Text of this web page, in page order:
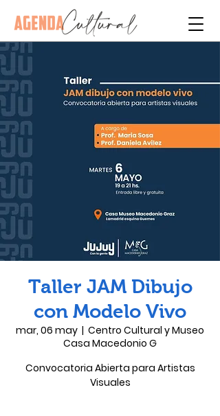
Taller JAM Dibujo
con Modelo Vivo
mar, 06 may
  |
Centro Cultural y Museo
Casa Macedonio G
Convocatoria Abierta para Artistas
Visuales